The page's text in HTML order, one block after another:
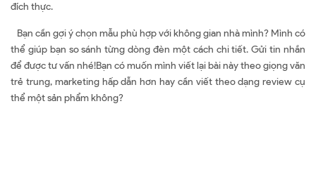
đích thực.
Bạn cần gợi ý chọn mẫu phù hợp với không gian nhà mình? Mình có
thể giúp bạn so sánh từng dòng đèn một cách chi tiết. Gửi tin nhắn
để được tư vấn nhé!Bạn có muốn mình viết lại bài này theo giọng văn
trẻ trung, marketing hấp dẫn hơn hay cần viết theo dạng review cụ
thể một sản phẩm không?